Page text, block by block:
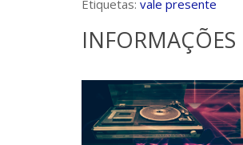
Etiquetas: vale presente